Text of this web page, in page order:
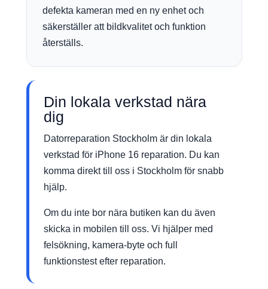
defekta kameran med en ny enhet och
säkerställer att bildkvalitet och funktion
återställs.
Din lokala verkstad nära
dig
Datorreparation Stockholm är din lokala
verkstad för iPhone 16 reparation. Du kan
komma direkt till oss i Stockholm för snabb
hjälp.
Om du inte bor nära butiken kan du även
skicka in mobilen till oss. Vi hjälper med
felsökning, kamera-byte och full
funktionstest efter reparation.